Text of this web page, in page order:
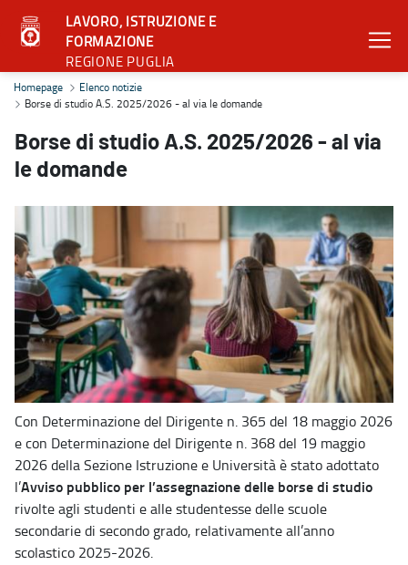
LAVORO, ISTRUZIONE E
FORMAZIONE
REGIONE PUGLIA
Borse di studio A.S. 2025/2026 - al via le domande - Lavoro,
Homepage
Elenco notizie
Borse di studio A.S. 2025/2026 - al via le domande
Borse di studio A.S. 2025/2026 - al via
le domande
Con Determinazione del Dirigente n. 365 del 18 maggio 2026
e con Determinazione del Dirigente n. 368 del 19 maggio
2026 della Sezione Istruzione e Università è stato adottato
l’Avviso pubblico per l’assegnazione delle borse di studio
rivolte agli studenti e alle studentesse delle scuole
secondarie di secondo grado, relativamente all’anno
scolastico 2025-2026.